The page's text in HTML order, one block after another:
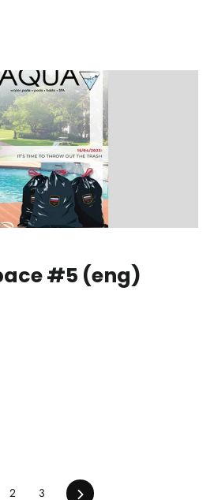
#5 (eng)
2 3 Далі